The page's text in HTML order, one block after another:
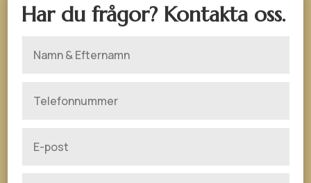
Har du frågor? Kontakta oss.